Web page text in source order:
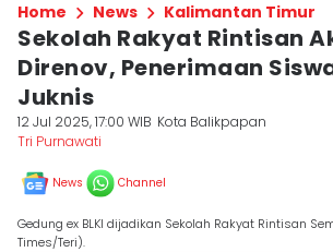
Home News Kalimantan Timur
Sekolah Rakyat Rintisan
Direnov, Penerimaan
Juknis
12 Jul 2025, 17:00 WIB Kota Balikpapan
Tri Purnawati
News Channel
Gedung ex BLKI dijadikan Sekolah Rakyat Rintisan
Times/Teri).